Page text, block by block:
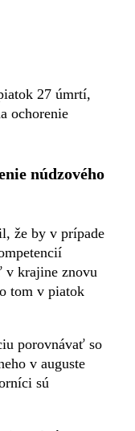
27 úmrtí,
ochorenie
núdzového
že by v prípade
v krajine znovu
tom v piatok
porovnávať so
v auguste
sú